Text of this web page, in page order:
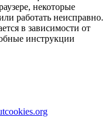
некоторые
работать неисправно.
в зависимости от
инструкции